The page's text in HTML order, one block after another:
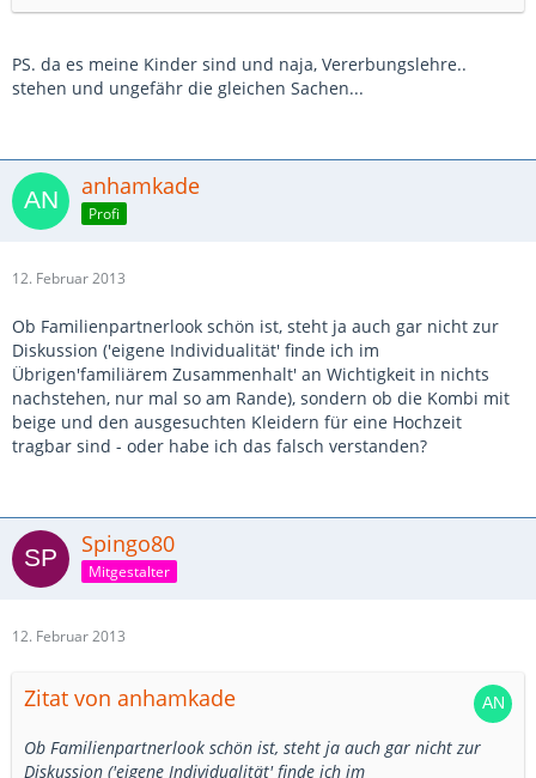
PS. da es meine Kinder sind und naja, Vererbungslehre..
stehen und ungefähr die gleichen Sachen...
anhamkade
Profi
12. Februar 2013
Ob Familienpartnerlook schön ist, steht ja auch gar nicht zur
Diskussion ('eigene Individualität' finde ich im
Übrigen'familiärem Zusammenhalt' an Wichtigkeit in nichts
nachstehen, nur mal so am Rande), sondern ob die Kombi mit
beige und den ausgesuchten Kleidern für eine Hochzeit
tragbar sind - oder habe ich das falsch verstanden?
Spingo80
Mitgestalter
12. Februar 2013
Zitat von anhamkade
Ob Familienpartnerlook schön ist, steht ja auch gar nicht zur
Diskussion ('eigene Individualität' finde ich im